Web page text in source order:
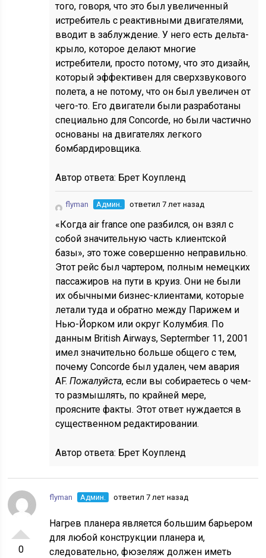
того, говоря, что это был увеличенный
истребитель с реактивными двигателями,
вводит в заблуждение. У него есть дельта-
крыло, которое делают многие
истребители, просто потому, что это дизайн,
который эффективен для сверхзвукового
полета, а не потому, что он был увеличен от
чего-то. Его двигатели были разработаны
специально для Concorde, но были частично
основаны на двигателях легкого
бомбардировщика.
Автор ответа: Брет Коупленд
flyman Админ. ответил 7 лет назад
«Когда air france one разбился, он взял с
собой значительную часть клиентской
базы», это тоже совершенно неправильно.
Этот рейс был чартером, полным немецких
пассажиров на пути в круиз. Они не были
их обычными бизнес-клиентами, которые
летали туда и обратно между Парижем и
Нью-Йорком или округ Колумбия. По
данным British Airways, Septermber 11, 2001
имел значительно больше общего с тем,
почему Concorde был удален, чем авария
AF.Пожалуйста, если вы собираетесь о чем-
то размышлять, по крайней мере,
проясните факты. Этот ответ нуждается в
существенном редактировании.
Автор ответа: Брет Коупленд
0
flyman Админ. ответил 7 лет назад
Нагрев планера является большим барьером
для любой конструкции планера и,
следовательно, фюзеляж должен иметь